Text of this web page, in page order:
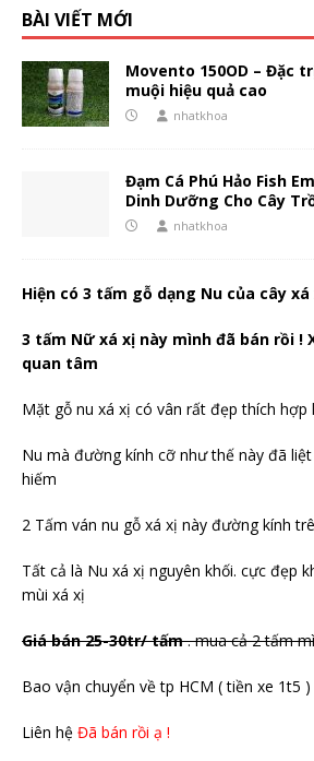
BÀI VIẾT MỚI
Movento 150OD – Đặc
muội hiệu quả cao
nhatkhoa
Đạm Cá Phú Hảo Fish
Dinh Dưỡng Cho Cây
nhatkhoa
Hiện có 3 tấm gỗ dạng Nu của cây xá
3 tấm Nữ xá xị này mình đã bán rồi !
quan tâm
Mặt gỗ nu xá xị có vân rất đẹp thích hợp
Nu mà đường kính cỡ như thế này đã
hiếm
2 Tấm ván nu gỗ xá xị này đường kính
Tất cả là Nu xá xị nguyên khối. cực đẹp
mùi xá xị
Giá bán 25-30tr/ tấm. mua cả 2 tấm
Bao vận chuyển về tp HCM ( tiền xe 1t5 )
Liên hệ Đã bán rồi ạ !